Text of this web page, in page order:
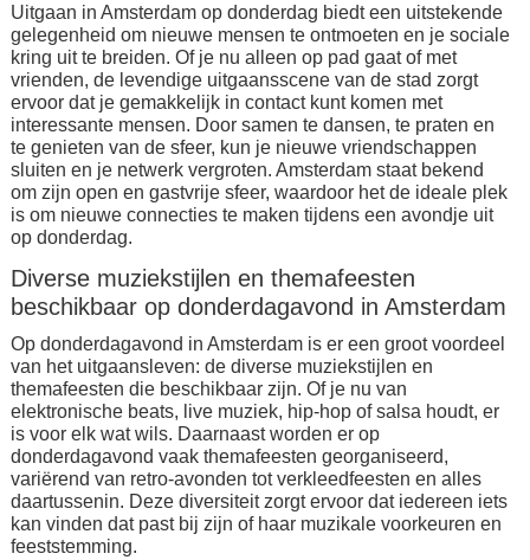
Uitgaan in Amsterdam op donderdag biedt een uitstekende
gelegenheid om nieuwe mensen te ontmoeten en je sociale
kring uit te breiden. Of je nu alleen op pad gaat of met
vrienden, de levendige uitgaansscene van de stad zorgt
ervoor dat je gemakkelijk in contact kunt komen met
interessante mensen. Door samen te dansen, te praten en
te genieten van de sfeer, kun je nieuwe vriendschappen
sluiten en je netwerk vergroten. Amsterdam staat bekend
om zijn open en gastvrije sfeer, waardoor het de ideale plek
is om nieuwe connecties te maken tijdens een avondje uit
op donderdag.
Diverse muziekstijlen en themafeesten
beschikbaar op donderdagavond in Amsterdam
Op donderdagavond in Amsterdam is er een groot voordeel
van het uitgaansleven: de diverse muziekstijlen en
themafeesten die beschikbaar zijn. Of je nu van
elektronische beats, live muziek, hip-hop of salsa houdt, er
is voor elk wat wils. Daarnaast worden er op
donderdagavond vaak themafeesten georganiseerd,
variërend van retro-avonden tot verkleedfeesten en alles
daartussenin. Deze diversiteit zorgt ervoor dat iedereen iets
kan vinden dat past bij zijn of haar muzikale voorkeuren en
feeststemming.